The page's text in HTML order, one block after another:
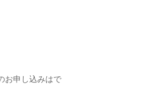
お申し込みはで